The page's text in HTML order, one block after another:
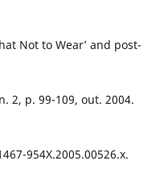
Not to Wear’ and post-
2, p. 99-109, out. 2004.
954X.2005.00526.x.